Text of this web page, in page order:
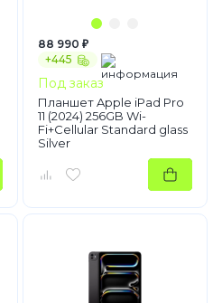
88 990 ₽
+445
Под заказ
Планшет Apple iPad Pro
11 (2024) 256GB Wi-
Fi+Cellular Standard glass
Silver